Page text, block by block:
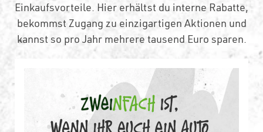
Einkaufsvorteile. Hier erhältst du interne Rabatte,
bekommst Zugang zu einzigartigen Aktionen und
kannst so pro Jahr mehrere tausend Euro sparen.